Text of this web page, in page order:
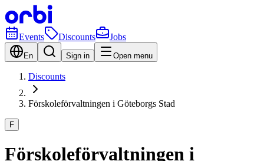
Events Discounts Jobs
En Sign in Open menu
Discounts
Förskoleförvaltningen i Göteborgs Stad
F
Förskoleförvaltningen i